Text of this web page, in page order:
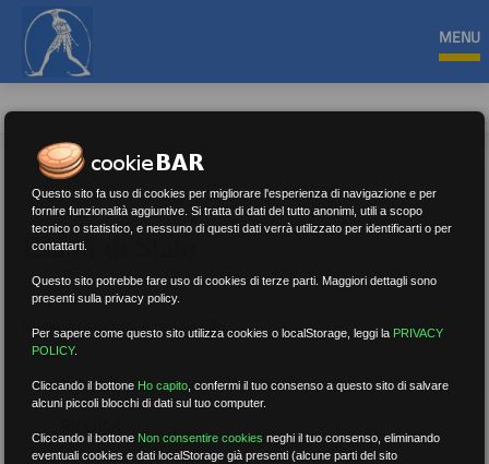
MENU
Esami di Stato
Nessun risultato.Rimuovi filtri
Questo sito fa uso di cookies per migliorare l'esperienza di navigazione e per
fornire funzionalità aggiuntive. Si tratta di dati del tutto anonimi, utili a scopo
tecnico o statistico, e nessuno di questi dati verrà utilizzato per identificarti o per
contattarti.
Questo sito potrebbe fare uso di cookies di terze parti. Maggiori dettagli sono
presenti sulla privacy policy.
Per sapere come questo sito utilizza cookies o localStorage, leggi la PRIVACY
POLICY.
Cliccando il bottone Ho capito ,confermi il tuo consenso a questo sito di salvare
alcuni piccoli blocchi di dati sul tuo computer.
Cliccando il bottone Non consentire cookies neghi il tuo consenso, eliminando
eventuali cookies e dati localStorage già presenti (alcune parti del sito